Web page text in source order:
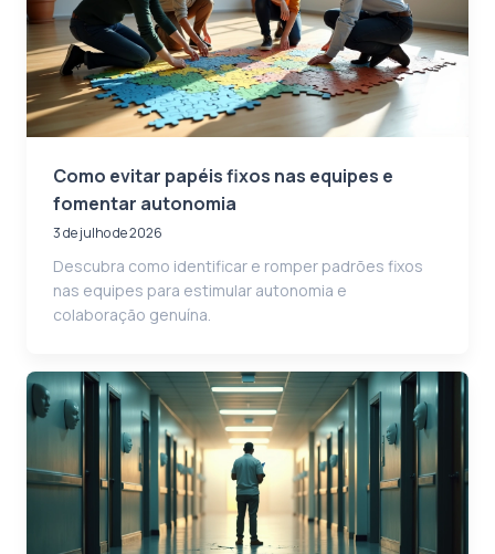
Como evitar papéis fixos nas equipes e
fomentar autonomia
3 de julho de 2026
Descubra como identificar e romper padrões fixos
nas equipes para estimular autonomia e
colaboração genuína.